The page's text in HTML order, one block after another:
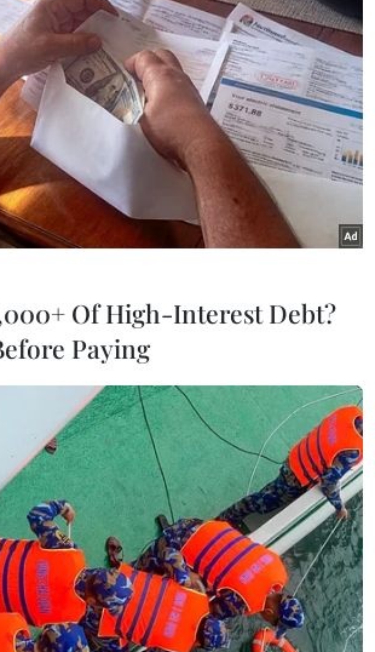
SARS-CoV-2, nâng tổng số ca mắc
hô hấp cấp COVID-19 lên 833
trường hợp.
Of High-Interest Debt?
Paying